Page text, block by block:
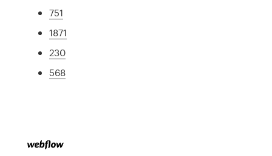
751
1871
230
568